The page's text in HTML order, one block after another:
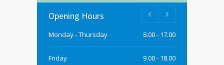
Opening Hours
Monday - Thursday 8.00 - 17.00
Friday 9.00 - 18.00